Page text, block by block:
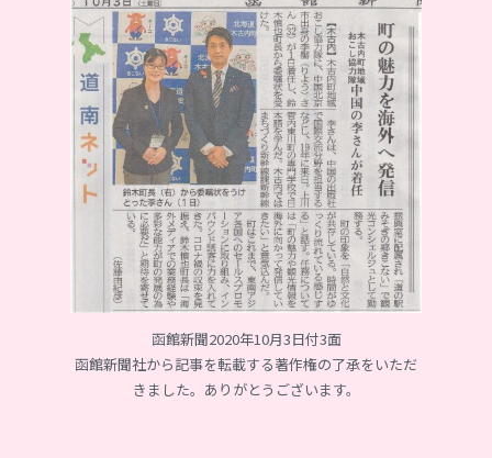
函館新聞2020年10月3日付3面
函館新聞社から記事を転載する著作権の了承をいただ
きました。ありがとうございます。